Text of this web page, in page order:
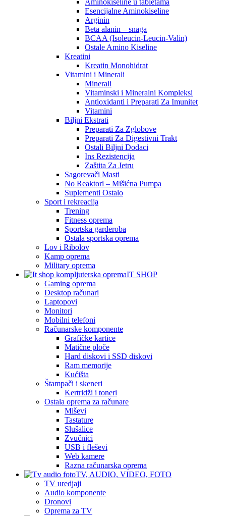
Aminokiseline u tabletama
Esencijalne Aminokiseline
Arginin
Beta alanin – snaga
BCAA (Isoleucin-Leucin-Valin)
Ostale Amino Kiseline
Kreatini
Kreatin Monohidrat
Vitamini i Minerali
Minerali
Vitaminski i Mineralni Kompleksi
Antioxidanti i Preparati Za Imunitet
Vitamini
Biljni Ekstrati
Preparati Za Zglobove
Preparati Za Digestivni Trakt
Ostali Biljni Dodaci
Ins Rezistencija
Zaštita Za Jetru
Sagorevači Masti
No Reaktori – Mišićna Pumpa
Suplementi Ostalo
Sport i rekreacija
Trening
Fitness oprema
Sportska garderoba
Ostala sportska oprema
Lov i Ribolov
Kamp oprema
Military oprema
IT SHOP
Gaming oprema
Desktop računari
Laptopovi
Monitori
Mobilni telefoni
Računarske komponente
Grafičke kartice
Matične ploče
Hard diskovi i SSD diskovi
Ram memorije
Kućišta
Štampači i skeneri
Kertridži i toneri
Ostala oprema za računare
Miševi
Tastature
Slušalice
Zvučnici
USB i fleševi
Web kamere
Razna računarska oprema
TV, AUDIO, VIDEO, FOTO
TV uredjaji
Audio komponente
Dronovi
Oprema za TV